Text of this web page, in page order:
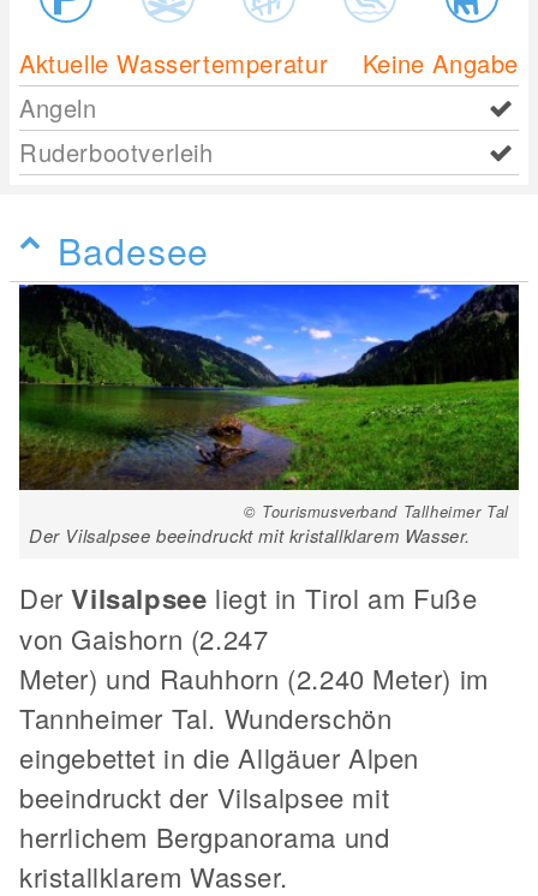
Aktuelle Wassertemperatur
Keine Angabe
Angeln
Ruderbootverleih
Badesee
© Tourismusverband Tallheimer Tal
Der Vilsalpsee beeindruckt mit kristallklarem Wasser.
DerVilsalpsee liegt in Tirol am Fuße
von Gaishorn (2.247
Meter) und Rauhhorn (2.240 Meter) im
Tannheimer Tal. Wunderschön
eingebettet in die Allgäuer Alpen
beeindruckt der Vilsalpsee mit
herrlichem Bergpanorama und
kristallklarem Wasser.